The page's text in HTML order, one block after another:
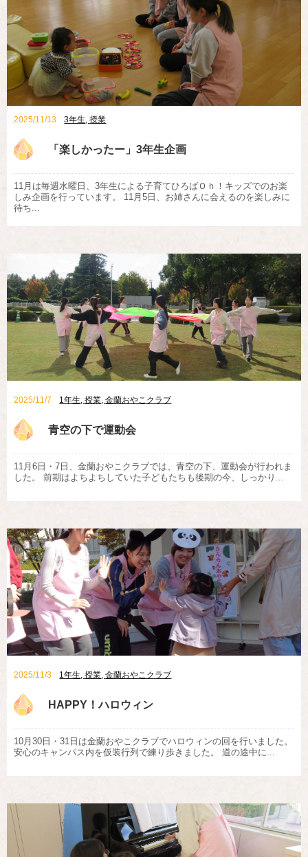
2025/11/13 3年生,授業
「楽しかったー」3年生企画
11月は毎週水曜日、3年生による子育てひろばＯｈ！キッズでのお楽
しみ企画を行っています。 11月5日、お姉さんに会えるのを楽しみに
待ち...
2025/11/7 1年生,授業,金蘭おやこクラブ
青空の下で運動会
11月6日・7日、金蘭おやこクラブでは、青空の下、運動会が行われま
した。 前期はよちよちしていた子どもたちも後期の今、しっかり...
2025/11/3 1年生,授業,金蘭おやこクラブ
HAPPY！ハロウィン
10月30日・31日は金蘭おやこクラブでハロウィンの回を行いました。
安心のキャンパス内を仮装行列で練り歩きました。 道の途中に...